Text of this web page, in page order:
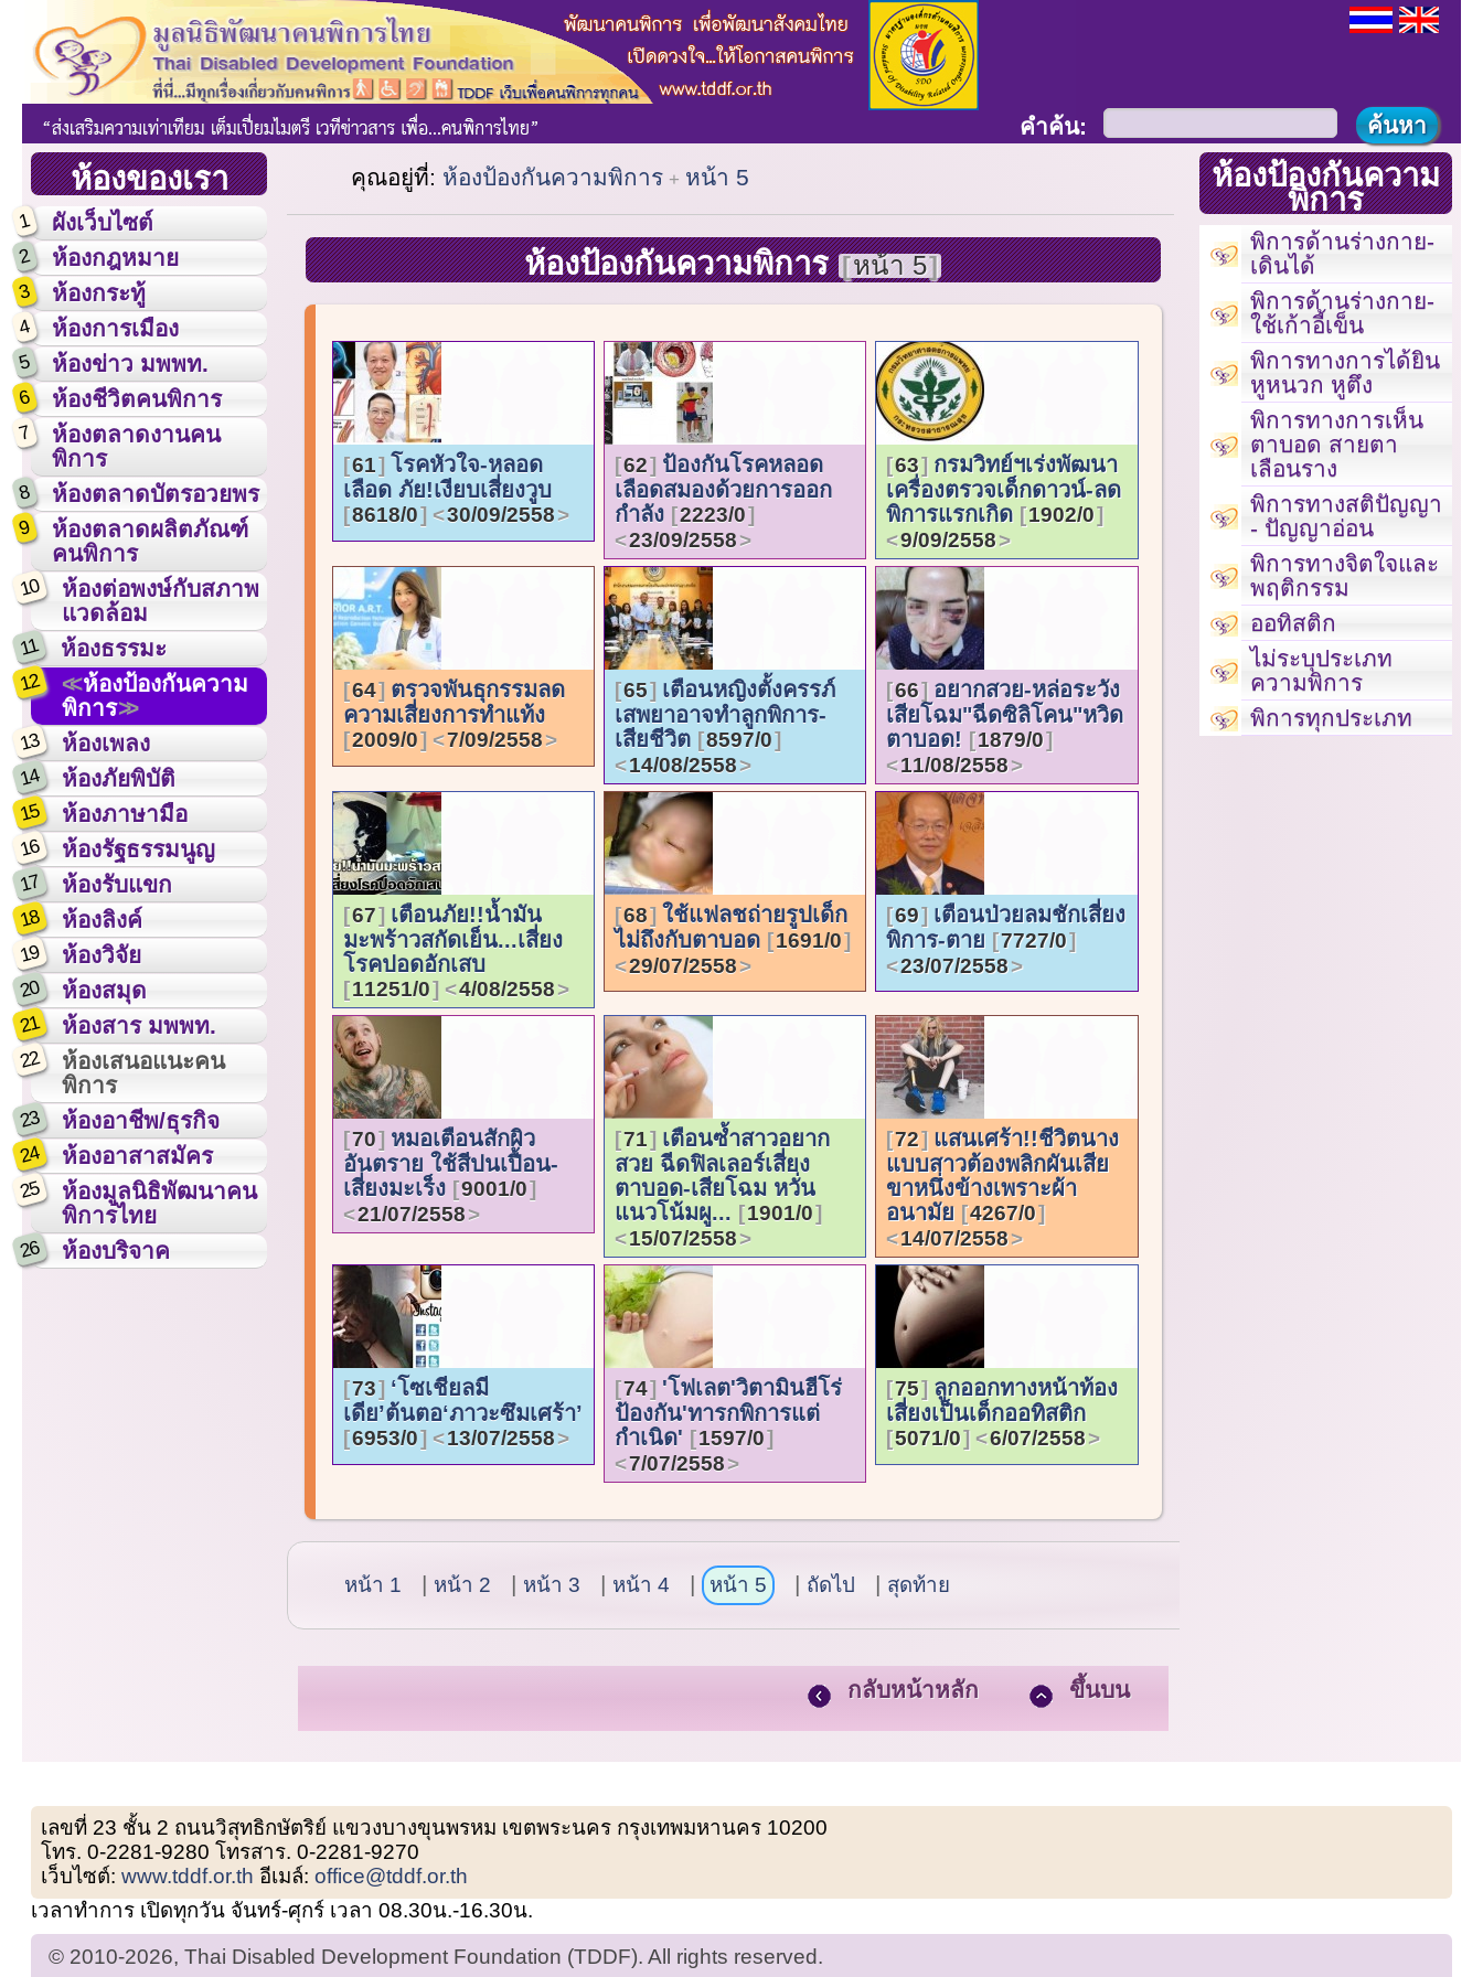
ห้องของเรา
1 ผังเว็บไซต์
2 ห้องกฎหมาย
3 ห้องกระทู้
4 ห้องการเมือง
5 ห้องข่าว มพพท.
6 ห้องชีวิตคนพิการ
7
ห้องตลาดงานคน
พิการ
8 ห้องตลาดบัตรอวยพร
9
ห้องตลาดผลิตภัณฑ์
คนพิการ
10
ห้องต่อพงษ์กับสภาพ
แวดล้อม
11 ห้องธรรมะ
12
ห้องป้องกันความ
พิการ
13 ห้องเพลง
14 ห้องภัยพิบัติ
15 ห้องภาษามือ
16 ห้องรัฐธรรมนูญ
17 ห้องรับแขก
18 ห้องลิงค์
19 ห้องวิจัย
20 ห้องสมุด
21 ห้องสาร มพพท.
22
ห้องเสนอแนะคน
พิการ
23 ห้องอาชีพ/ธุรกิจ
24 ห้องอาสาสมัคร
25
ห้องมูลนิธิพัฒนาคน
พิการไทย
26 ห้องบริจาค
คำค้น:
คุณอยู่ที่: ห้องป้องกันความพิการ หน้า 5
ห้องป้องกันความพิการ หน้า 5
61
โรคหัวใจ-หลอด
เลือด ภัย!เงียบเสี่ยงวูบ
8618/0 30/09/2558
62
ป้องกันโรคหลอด
เลือดสมองด้วยการออก
กำลัง
2223/0
23/09/2558
63
กรมวิทย์ฯเร่งพัฒนา
เครื่องตรวจเด็กดาวน์-ลด
พิการแรกเกิด
1902/0
9/09/2558
64
ตรวจพันธุกรรมลด
ความเสี่ยงการทำแท้ง
2009/0 7/09/2558
65
เตือนหญิงตั้งครรภ์
เสพยาอาจทำลูกพิการ-
เสียชีวิต
8597/0
14/08/2558
66
อยากสวย-หล่อระวัง
เสียโฉม"ฉีดซิลิโคน"หวิด
ตาบอด!
1879/0
11/08/2558
67
เตือนภัย!!น้ำมัน
มะพร้าวสกัดเย็น...เสี่ยง
โรคปอดอักเสบ
11251/0 4/08/2558
68
ใช้แฟลชถ่ายรูปเด็ก
ไม่ถึงกับตาบอด
1691/0
29/07/2558
69
เตือนป่วยลมชักเสี่ยง
พิการ-ตาย
7727/0
23/07/2558
70
หมอเตือนสักผิว
อันตราย ใช้สีปนเปื้อน-
เสี่ยงมะเร็ง
9001/0
21/07/2558
71
เตือนซ้ำสาวอยาก
สวย ฉีดฟิลเลอร์เสี่ยง
ตาบอด-เสียโฉม หวั่น
แนวโน้มผู...
1901/0
15/07/2558
72
แสนเศร้า!!ชีวิตนาง
แบบสาวต้องพลิกผันเสีย
ขาหนึ่งข้างเพราะผ้า
อนามัย
4267/0
14/07/2558
73
‘โซเชียลมี
เดีย’ต้นตอ‘ภาวะซึมเศร้า’
6953/0 13/07/2558
74
'โฟเลต'วิตามินฮีโร่
ป้องกัน'ทารกพิการแต่
กำเนิด'
1597/0
7/07/2558
75
ลูกออกทางหน้าท้อง
เสี่ยงเป็นเด็กออทิสติก
5071/0 6/07/2558
หน้า 1 หน้า 2 หน้า 3 หน้า 4 หน้า 5 ถัดไป สุดท้าย
กลับหน้าหลัก ขึ้นบน
ห้องป้องกันความ
พิการ
พิการด้านร่างกาย-
เดินได้
พิการด้านร่างกาย-
ใช้เก้าอี้เข็น
พิการทางการได้ยิน
หูหนวก หูตึง
พิการทางการเห็น
ตาบอด สายตา
เลือนราง
พิการทางสติปัญญา
- ปัญญาอ่อน
พิการทางจิตใจและ
พฤติกรรม
ออทิสติก
ไม่ระบุประเภท
ความพิการ
พิการทุกประเภท
เลขที่ 23 ชั้น 2 ถนนวิสุทธิกษัตริย์ แขวงบางขุนพรหม เขตพระนคร กรุงเทพมหานคร 10200
โทร. 0-2281-9280 โทรสาร. 0-2281-9270
เว็บไซต์:www.tddf.or.th อีเมล์:office@tddf.or.th
เวลาทำการ เปิดทุกวัน จันทร์-ศุกร์ เวลา 08.30น.-16.30น.
© 2010-2026, Thai Disabled Development Foundation (TDDF). All rights reserved.